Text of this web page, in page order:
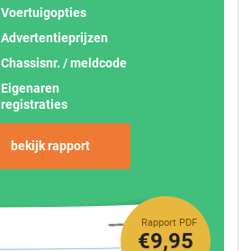
Voertuigopties
Advertentieprijzen
Chassisnr. / meldcode
Eigenaren
registraties
bekijk rapport
Rapport PDF
€9,95